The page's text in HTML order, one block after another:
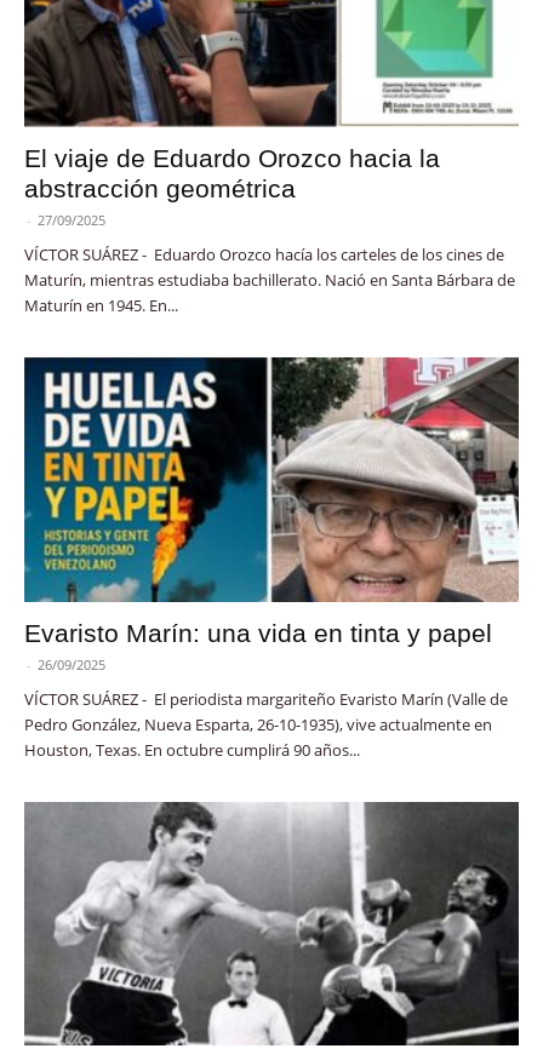
El viaje de Eduardo Orozco hacia la
abstracción geométrica
- 27/09/2025
VÍCTOR SUÁREZ - Eduardo Orozco hacía los carteles de los cines de
Maturín, mientras estudiaba bachillerato. Nació en Santa Bárbara de
Maturín en 1945. En...
Evaristo Marín: una vida en tinta y papel
- 26/09/2025
VÍCTOR SUÁREZ - El periodista margariteño Evaristo Marín (Valle de
Pedro González, Nueva Esparta, 26-10-1935), vive actualmente en
Houston, Texas. En octubre cumplirá 90 años...